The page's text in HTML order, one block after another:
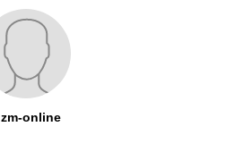
zm-online